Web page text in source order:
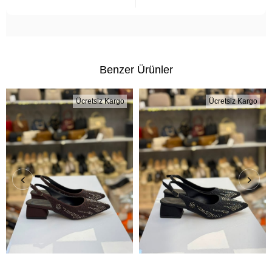
Benzer Ürünler
Ücretsiz Kargo Ücretsiz Kargo